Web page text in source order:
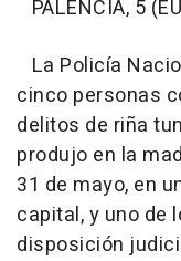
PALENCIA, 5
La Policía
cinco personas
delitos de riña
produjo en la
31 de mayo, en
capital, y uno de
disposición